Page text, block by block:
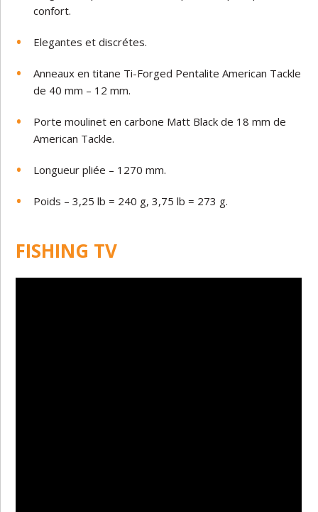
confort.
Elegantes et discrétes.
Anneaux en titane Ti-Forged Pentalite American Tackle
de 40 mm – 12 mm.
Porte moulinet en carbone Matt Black de 18 mm de
American Tackle.
Longueur pliée – 1270 mm.
Poids – 3,25 lb = 240 g, 3,75 lb = 273 g.
FISHING TV